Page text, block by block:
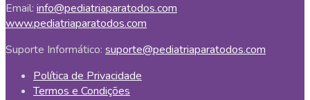
Email: info@pediatriaparatodos.com
www.pediatriaparatodos.com
Suporte Informático: suporte@pediatriaparatodos.com
Política de Privacidade
Termos e Condições